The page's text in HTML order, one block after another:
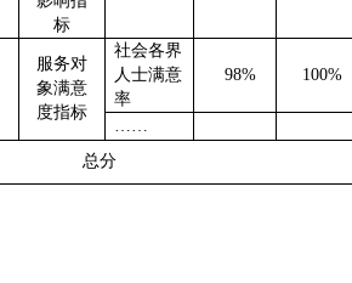
标
服务对
象满意
度指标
社会各界
人士满意
率
98% 100%
……
总分